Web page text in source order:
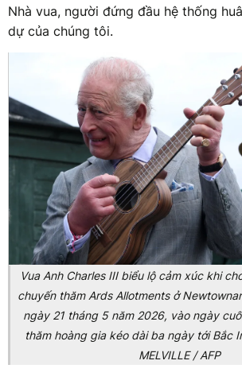
Nhà vua, người đứng đầu hệ thống
dự của chúng tôi.
Vua Anh Charles III biểu lộ cảm xúc khi
chuyến thăm Ards Allotments ở
ngày 21 tháng 5 năm 2026, vào ngày
thăm hoàng gia kéo dài ba ngày tới Bắc
MELVILLE / AFP